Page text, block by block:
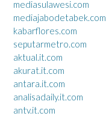
mediasulawesi.com
mediajabodetabek.com
kabarflores.com
seputarmetro.com
aktual.it.com
akurat.it.com
antara.it.com
analisadaily.it.com
antv.it.com